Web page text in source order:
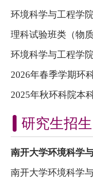
研究生招生
南开大学环境科学